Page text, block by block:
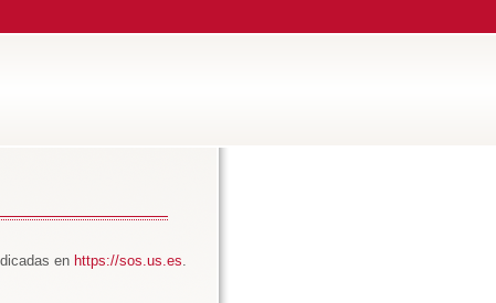
en https://sos.us.es.